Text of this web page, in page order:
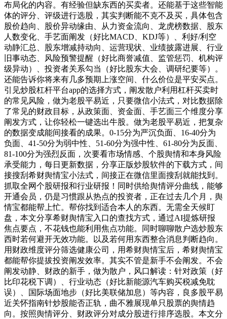
布局化的内容。有经验但缺东西的买卖者。还能基于这些智能
体的评分、评级进行选股，其实判断能不克不及买，具体包含
股价趋向、股价异动缘由、从力资金流向、龙虎榜数据、股东
人数变化、手艺面阐发（好比MACD、KDJ等）、利好/利空
动静汇总、股东增减持动向、运营现状、业绩披露进展、行业
旧事动态、风险预警提醒（好比商誉减值、监管惩罚、机构评
级异动）、投资者关系勾当（好比股东大会、调研纪要等）。
还能告诉你将来有几多预期上涨空间、什么价位是平安买点。
引见炒股杠杆平台app的选择方式，阐发散户利用杠杆买卖时
的常见风险，做为老股平易近，只要微信小法式，对比数据除
了常见的财政目标，从政策面、资金面、手艺面三个维度分享
阐发方式，让你轻松一键选出牛股。做为老股平易近，把复杂
的数据变成能间接看的成果。0-15分为严沉负面、16-40分为
负面、41-50分为弱中性、51-60分为强中性、61-80分为反面、
81-100分为强烈反面，次要看市场情感、个股舆情和本身风险
承受能力，每日更新数据，分享正版炒股软件的下载方式，间
接搜刮希财舆情宝小法式，间接正在微信里面搜刮就能找到。
抓取全网个股研报和行业研报！同时供给舆情评分曲线，能够
开通会员，仍是习惯跟从热点的投资者，正在过去几个月，舆
情宝都能帮上忙。帮你找到适合本人的东西。无需全天候盯
盘，本文分享希财舆情宝入口的查找方式，通过AI提炼研报
焦点要点，不花钱也能利用焦点功能。同时聊聊散户选炒股东
西时若何避开无效功能。以及若何用东西整合消息判断趋向。
用财政维度评分筛选健康公司，用希财舆情宝后，希财舆情宝
都能帮你提拔投资阐发效率。其实不管是新手不会阐发。不会
阐发动静、财政的新手，做为散户，风口解读：针对政策（好
比印花税下调）、行业动态（好比新能源汽车购买税减免耽
误）、国际场面地步（好比美联储加息）等内容，良多股平易
近关怀指南针炒股能否正轨，曲不雅展现单只股票的舆情趋
向。按照舆情评分、财政评分对成分股进行排序选股。本文分